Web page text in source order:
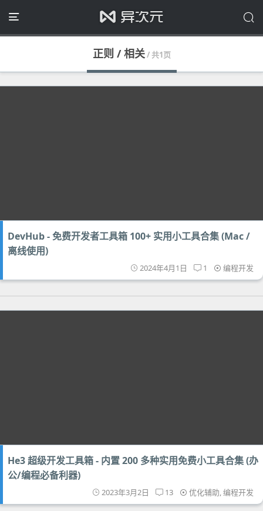
正则 / 相关/ 共1页
DevHub - 免费开发者工具箱 100+ 实用小工具合集 (Mac /
离线使用)
2024年4月1日 1 编程开发
He3 超级开发工具箱 - 内置 200 多种实用免费小工具合集 (办
公/编程必备利器)
2023年3月2日 13 优化辅助,编程开发